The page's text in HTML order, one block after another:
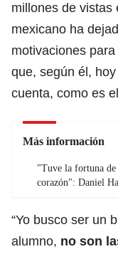
millones de vistas
mexicano ha
motivaciones
que, según él,
cuenta, como es
Más información
"Tuve la fortuna de
corazón": Daniel
“Yo busco ser un
alumno, no son